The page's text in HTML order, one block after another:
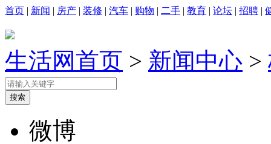
首页 | 新闻 | 房产 | 装修 | 汽车 | 购物 | 二手 | 教育 | 论坛 | 招聘 |
生活网首页 > 新闻中心 >
微博